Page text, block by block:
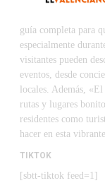
guía completa para
especialmente
visitantes pueden
eventos, desde
locales. Además,
rutas y lugares
residentes como
hacer en esta
TIKTOK
[sbtt-tiktok feed=1]